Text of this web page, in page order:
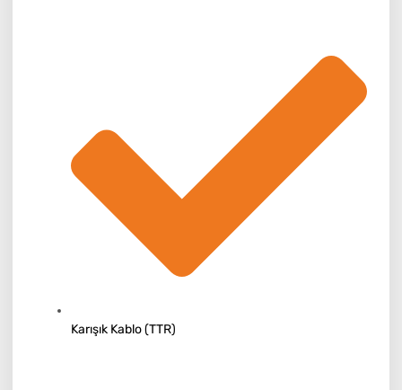
Karışık Kablo (TTR)